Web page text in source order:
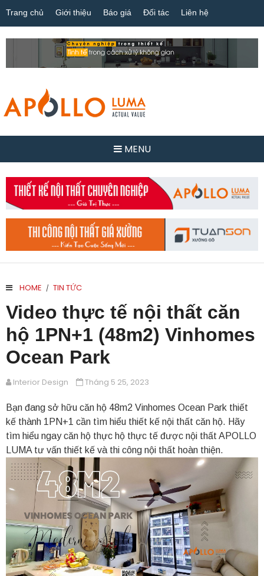
Trang chủ Giới thiệu Báo giá Đối tác Liên hệ
MENU
HOME / TIN TỨC
Video thực tế nội thất căn
hộ 1PN+1 (48m2) Vinhomes
Ocean Park
Interior Design Tháng 5 25, 2023
Bạn đang sở hữu căn hộ 48m2 Vinhomes Ocean Park thiết
kế thành 1PN+1 cần tìm hiểu thiết kế nội thất căn hộ. Hãy
tìm hiểu ngay căn hộ thực hộ thực tế được nội thất APOLLO
LUMA tư vấn thiết kế và thi công nội thất hoàn thiện.